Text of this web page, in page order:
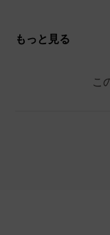
もっと見る
こ